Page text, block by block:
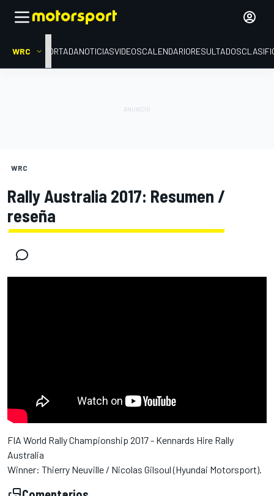
WRC PORTADANOTICIASVIDEOSCALENDARIORESULTADOS
WRC
Rally Australia 2017: Resumen /
reseña
FIA World Rally Championship 2017 - Kennards Hire Rally
Australia
Winner: Thierry Neuville / Nicolas Gilsoul (Hyundai Motorsport).